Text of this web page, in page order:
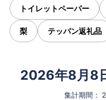
トイレットペーパー
梨 テッパン返礼品
2026年8月8
集計期間：